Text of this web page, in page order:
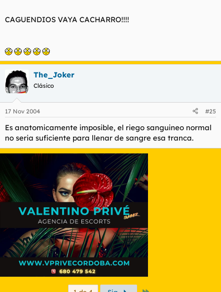
Aries
Raza Raza mixta
Pelo Castaño
Estilo de ropa Deportivo
Fuera del armario No
Tamaño del pene Muy Grande
Circuncidado/No Circuncidado Circuncidado
Velludo No/Poco
Fuma No
Bebe No
Drogas Nunca
Fuente :https://www.gaydar.com.au/hugekid
CAGUENDIOS VAYA CACHARRO!!!!
The_Joker
Clásico
17 Nov 2004 #25
Es anatomicamente imposible, el riego sanguineo normal
no seria suficiente para llenar de sangre esa tranca.